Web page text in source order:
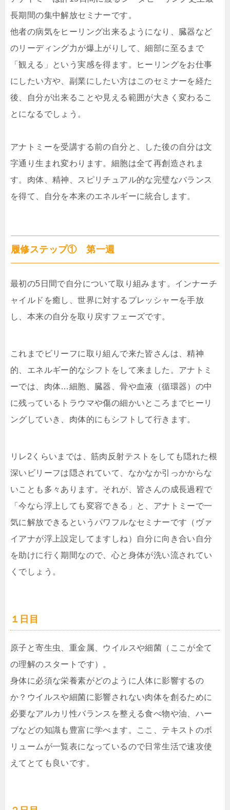
長期間の集中解放セミナーです。
他者の病気をヒーリング出来るようになり、臓器など
のリーディング力が爆上がりして、細部に至るまで
「観える」という実感を得ます。ヒーリングをお仕事
にしたい方や、副業にしたい方はこのセミナーを経た
後、自分が出来ることや見える範囲が大きく変わるこ
とになるでしょう。
アナトミーを受講する前の自分と、した後の自分は文
字通り生まれ変わります。細胞は全て再創造されま
す。肉体、精神、スピリチュアル的な完璧なバランス
を得て、自分を本来のエネルギーに統合します。
履修ステップ① 第一週
最初の5日間で自分について取り組みます。インナーチ
ャイルドを癒し、世界に対するプレッシャーを手放
し、本来の自分を取り戻すフェーズです。
これまでビリーフに取り組んで来た皆さんは、精神
的、エネルギー的なシフトをして来ました。アナトミ
ーでは、肉体…細胞、臓器、骨や血液（循環器）の中
に残っているトラウマや傷の細かいところまでヒーリ
ングしていき、肉体的にもシフトして行きます。
リレ2くらいまでは、筋肉反射テストをしても隠れた根
深いビリーフは隠されていて、なかなか引っかからな
いことも多々あります。それが、皆さんの成長過程で
「今なら浮上しても変容できる」と、アナトミーで一
気に解放できるというパワフルなセミナーです（ヴァ
イアナが浮上設定してますしね）自分に向き合い自分
を助けに行く期間なので、心と身体が洗い流されてい
くでしょう。
１日目
原子と寄生虫、重金属、ウイルスや細菌（ここが全て
の理解のスタートです）。
身体に必須な栄養素がどのように人体に影響するの
か？ウイルスや細菌に影響されない肉体を創るために
必要なアルカリ性バランスを整える食べ物や油、ハー
ブなどの知識も豊富に学べます。ここ、テキストのボ
リュームが一覧表になっているので日常生活で速攻使
えてとても良いです。